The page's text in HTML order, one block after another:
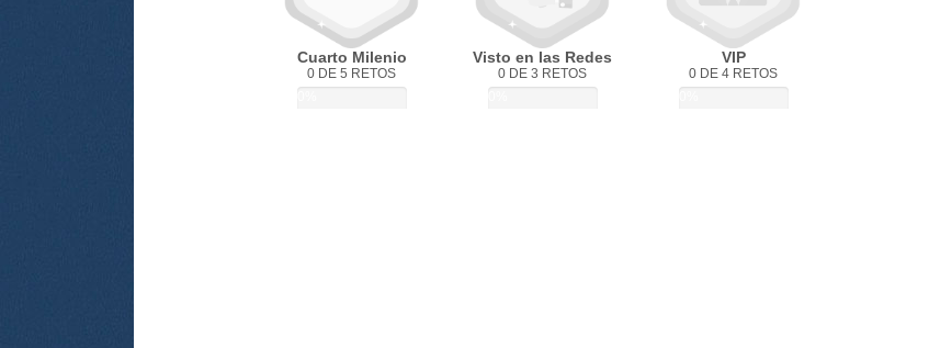
Cuarto Milenio
0 DE 5 RETOS
Visto en las Redes
0 DE 3 RETOS
VIP
0 DE 4 RETOS